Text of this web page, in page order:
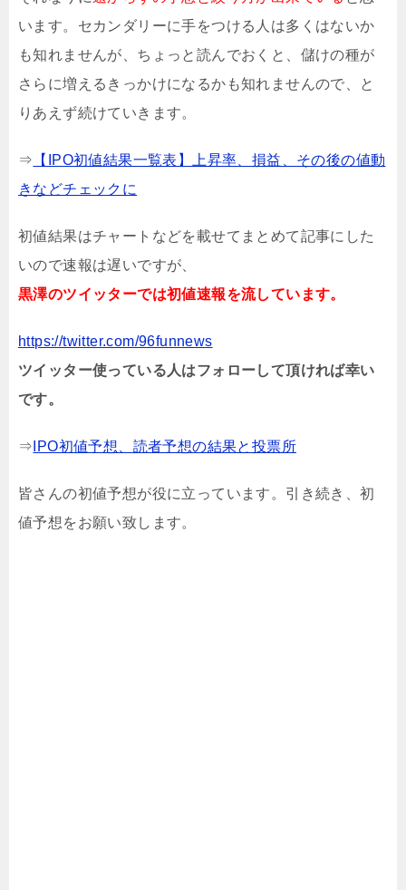
います。セカンダリーに手をつける人は多くはないか
も知れませんが、ちょっと読んでおくと、儲けの種が
さらに増えるきっかけになるかも知れませんので、と
りあえず続けていきます。
⇒ 【IPO初値結果一覧表】上昇率、損益、その後の値動
きなどチェックに
初値結果はチャートなどを載せてまとめて記事にした
いので速報は遅いですが、
黒澤のツイッターでは初値速報を流しています。
https://twitter.com/96funnews
ツイッター使っている人はフォローして頂ければ幸い
です。
⇒ IPO初値予想、読者予想の結果と投票所
皆さんの初値予想が役に立っています。引き続き、初
値予想をお願い致します。